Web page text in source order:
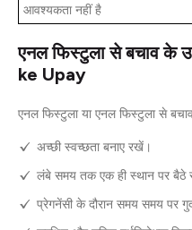
आवश्यकता नहीं है
एनल फिस्टुला से बचाव के
ke Upay
एनल फिस्टुला या एनल फिस्टुला से
अच्छी स्वच्छता बनाए रखें।
लंबे समय तक एक ही स्थान पर बैठे
प्रेगनेंसी के दौरान समय समय पर